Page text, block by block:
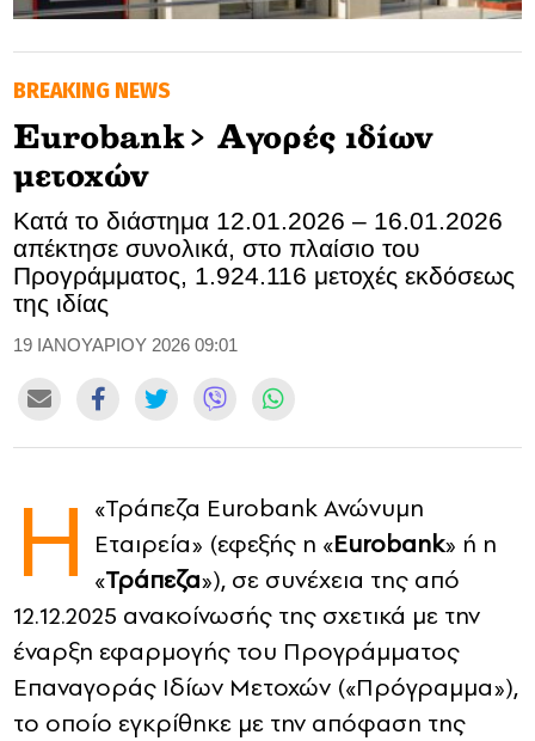
SOOZIE’S FRIENDS
CULTURE
TASTELAND
TECH
HEALTH
CONTACT
ADVERTISE
BREAKING NEWS
Eurobank> Αγορές ιδίων
μετοχών
Κατά το διάστημα 12.01.2026 – 16.01.2026
απέκτησε συνολικά, στο πλαίσιο του
Προγράμματος, 1.924.116 μετοχές εκδόσεως
της ιδίας
19 ΙΑΝΟΥΑΡΙΟΥ 2026 09:01
Η «Τράπεζα Eurobank Ανώνυμη
Εταιρεία» (εφεξής η «Eurobank» ή η
«Τράπεζα»), σε συνέχεια της από
12.12.2025 ανακοίνωσής της σχετικά με την
έναρξη εφαρμογής του Προγράμματος
Επαναγοράς Ιδίων Μετοχών («Πρόγραμμα»),
το οποίο εγκρίθηκε με την απόφαση της